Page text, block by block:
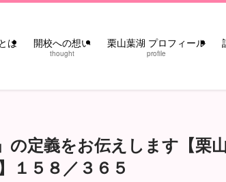
は 開校への想い
thought
栗山葉湖 プロフィール
profile
の定義をお伝えします【栗
１５８／３６５